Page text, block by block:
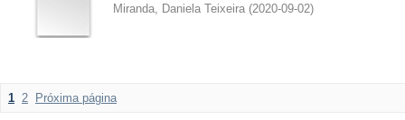
Miranda, Daniela Teixeira (2020-09-02)
1 2 Próxima página